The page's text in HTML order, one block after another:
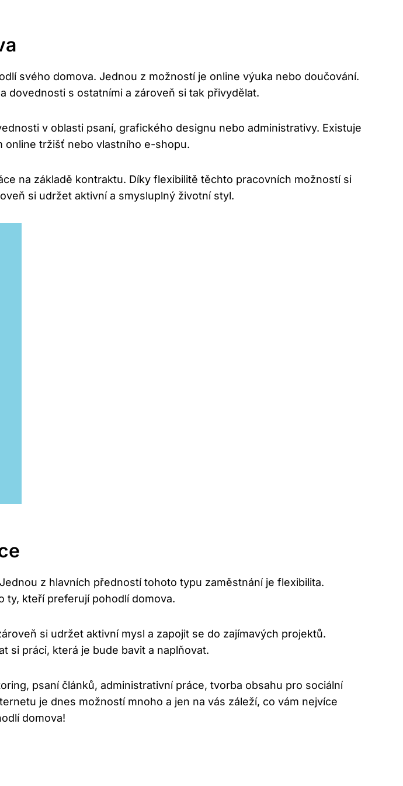
svého domova. Jednou z možností je online výuka nebo doučování.
dovednosti s ostatními a zároveň si tak přivydělat.
v oblasti psaní, grafického designu nebo administrativy. Existuje
tržišť nebo vlastního e-shopu.
na základě kontraktu. Díky flexibilitě těchto pracovních možností si
si udržet aktivní a smysluplný životní styl.
z hlavních předností tohoto typu zaměstnání je flexibilita.
ty, kteří preferují pohodlí domova.
si udržet aktivní mysl a zapojit se do zajímavých projektů.
si práci, která je bude bavit a naplňovat.
psaní článků, administrativní práce, tvorba obsahu pro sociální
je dnes možností mnoho a jen na vás záleží, co vám nejvíce
domova!